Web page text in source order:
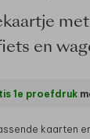
en
1e proefdruk
kaarten